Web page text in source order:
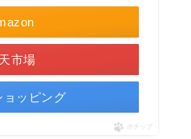
市場
ョッピング
ポチップ